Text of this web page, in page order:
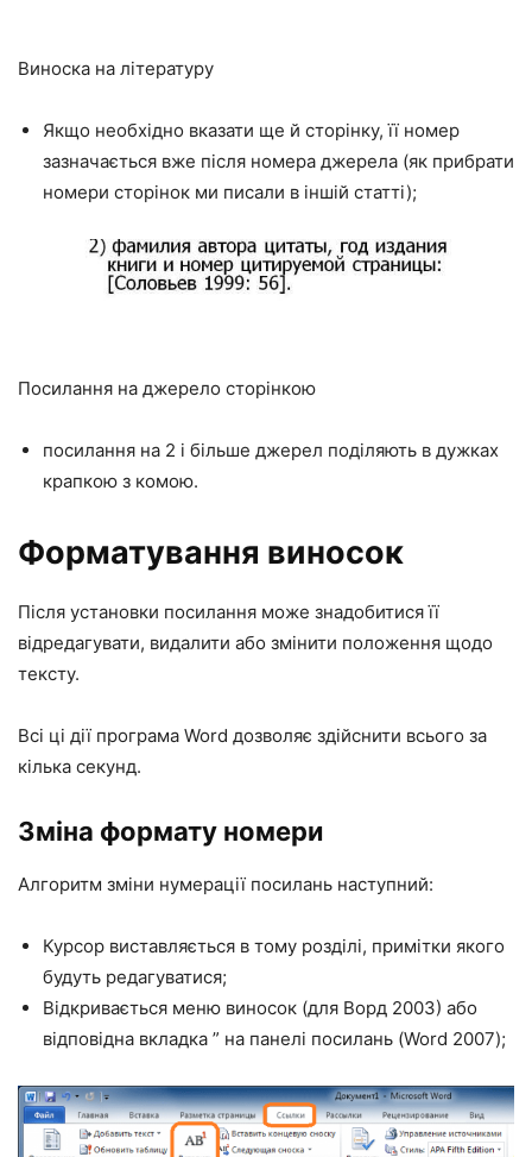
Виноска на літературу
Якщо необхідно вказати ще й сторінку, її номер
зазначається вже після номера джерела (як прибрати
номери сторінок ми писали в іншій статті);
Посилання на джерело сторінкою
посилання на 2 і більше джерел поділяють в дужках
крапкою з комою.
Форматування виносок
Після установки посилання може знадобитися її
відредагувати, видалити або змінити положення щодо
тексту.
Всі ці дії програма Word дозволяє здійснити всього за
кілька секунд.
Зміна формату номери
Алгоритм зміни нумерації посилань наступний:
Курсор виставляється в тому розділі, примітки якого
будуть редагуватися;
Відкривається меню виносок (для Ворд 2003) або
відповідна вкладка ” на панелі посилань (Word 2007);